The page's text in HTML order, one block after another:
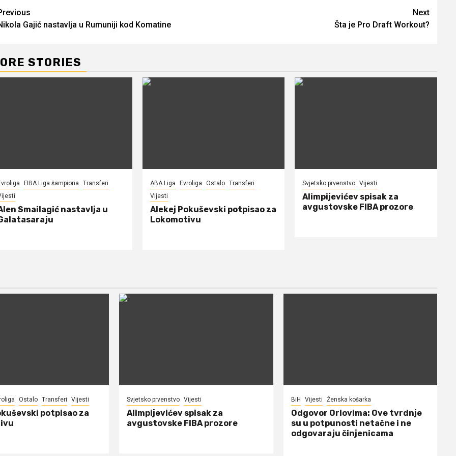
Gajić nastavlja u Rumuniji kod Komatine
Next
Šta je Pro Draft Workout?
STORIES
FIBA Liga šampiona
Transferi
Smailagić nastavlja u
ABA Liga Evroliga Ostalo Transferi
Vijesti
Alekej Pokuševski potpisao za
Lokomotivu
Svjetsko prvenstvo Vijesti
Alimpijevićev spisak za
avgustovske FIBA prozore
Ostalo Transferi Vijesti
potpisao za
Svjetsko prvenstvo Vijesti
Alimpijevićev spisak za
avgustovske FIBA prozore
BiH Vijesti Ženska košarka
Odgovor Orlovima: ​Ove tvrdnje
su u potpunosti netačne i ne
odgovaraju činjenicama